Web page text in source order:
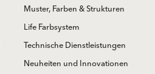
Muster, Farben & Strukturen
Life Farbsystem
Technische Dienstleistungen
Neuheiten und Innovationen